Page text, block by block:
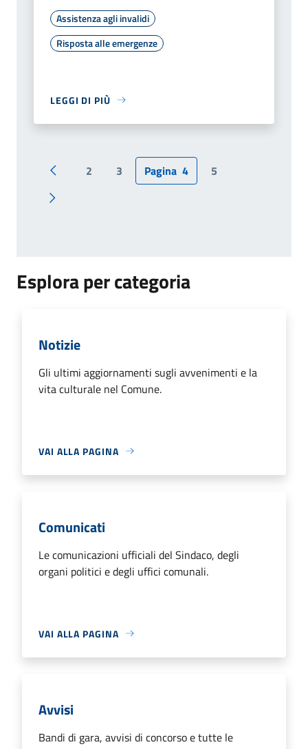
Assistenza agli invalidi
Risposta alle emergenze
LEGGI DI PIÙ
Pagina precedente
2 3 Pagina 4 5
Pagina successiva
Esplora per categoria
Notizie
Gli ultimi aggiornamenti sugli avvenimenti e la
vita culturale nel Comune.
VAI ALLA PAGINA
Comunicati
Le comunicazioni ufficiali del Sindaco, degli
organi politici e degli uffici comunali.
VAI ALLA PAGINA
Avvisi
Bandi di gara, avvisi di concorso e tutte le